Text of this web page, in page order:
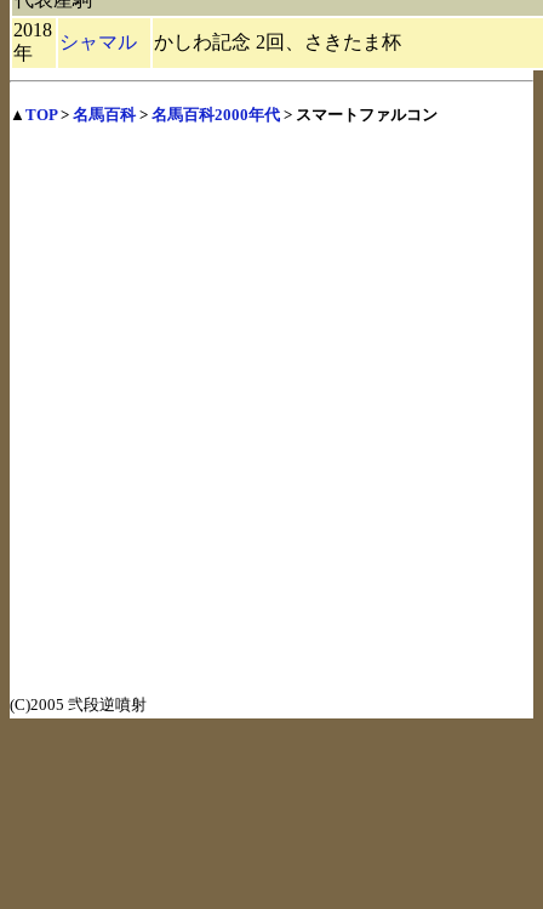
2018
年
シャマル かしわ記念 2回、さきたま杯
▲ TOP> 名馬百科> 名馬百科2000年代 > スマートファルコン
(C)2005 弐段逆噴射